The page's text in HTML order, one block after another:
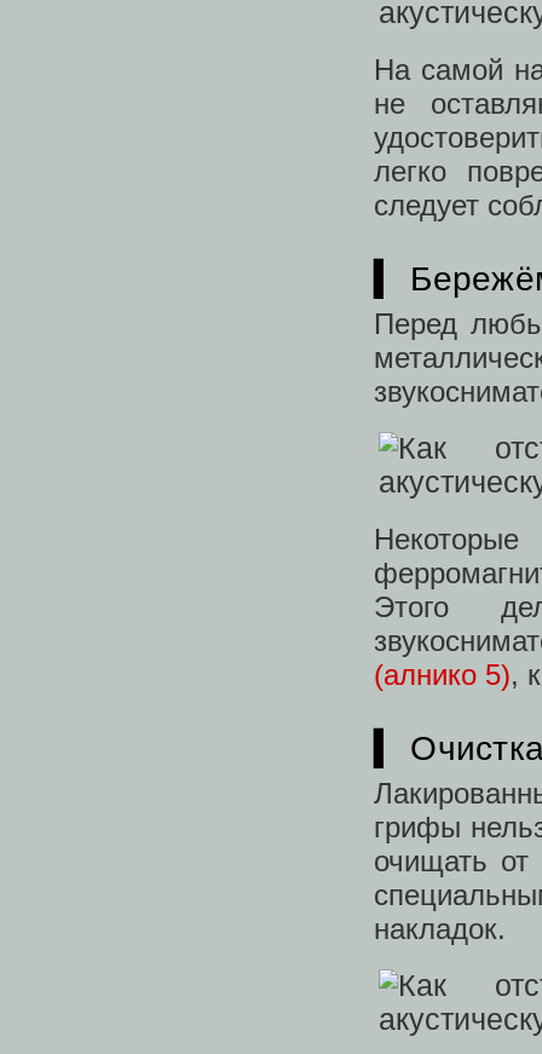
На самой
не
легко
следует
▍
Перед
Этого
(алнико 5),
▍
грифы
очищать от
накладок.